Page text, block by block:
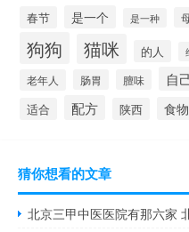
春节 是一个 是一种
狗狗 猫咪 的人
老年人 肠胃 膻味 自
适合 配方 陕西 食物
猜你想看的文章
北京三甲中医医院有那六家